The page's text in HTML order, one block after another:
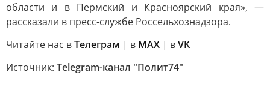
области и в Пермский и Красноярский края», —
рассказали в пресс-службе Россельхознадзора.
Читайте нас вТелеграм | в MAX | вVK
Источник: Telegram-канал "Полит74"